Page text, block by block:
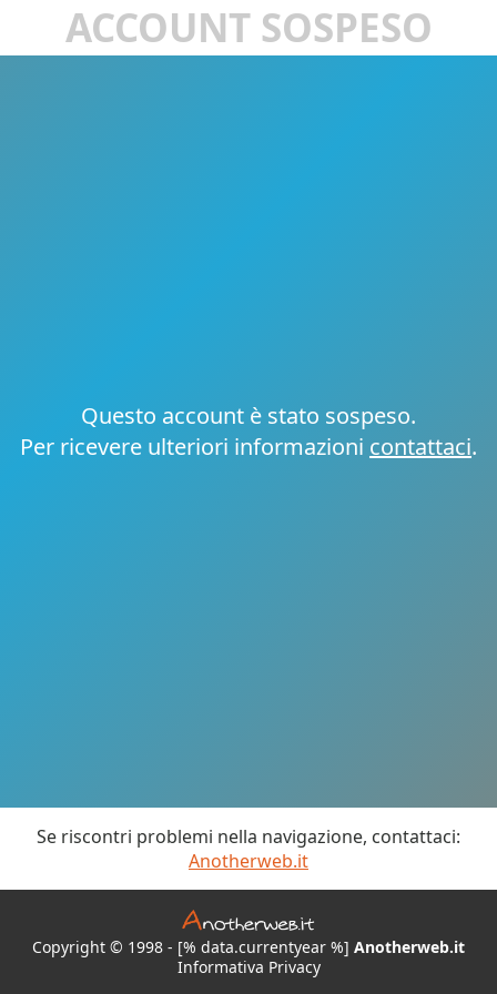
ACCOUNT SOSPESO
Questo account è stato sospeso.
Per ricevere ulteriori informazioni contattaci.
Se riscontri problemi nella navigazione, contattaci:
Anotherweb.it
Copyright © 1998 - [% data.currentyear %] Anotherweb.it
Informativa Privacy